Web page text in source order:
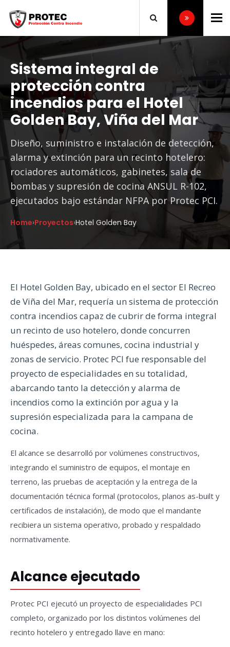
Sistema integral de
protección contra
incendios para el Hotel
Golden Bay, Viña del Mar
Diseño, suministro e instalación de detección,
alarma y extinción para un recinto hotelero:
rociadores automáticos, gabinetes, sala de
bombas y supresión de cocina ANSUL R-102,
ejecutados bajo estándar NFPA por Protec PCI.
Home›Proyectos›Hotel Golden Bay
El Hotel Golden Bay, ubicado en el sector El Recreo
de Viña del Mar, requería un sistema de protección
contra incendios capaz de cubrir de forma integral
un recinto de uso hotelero, donde concurren
huéspedes, áreas comunes, cocina industrial y
zonas de servicio. Protec PCI fue responsable del
proyecto de especialidades en su totalidad,
abarcando tanto la detección y alarma de
incendios como la extinción por agua y la
supresión especializada para la campana de
cocina.
El alcance se desarrolló por volúmenes constructivos,
integrando el suministro de equipos, el montaje en
terreno, las pruebas de aceptación y la entrega de la
documentación técnica formal (protocolos, planos as-built y
certificados de instalación), de modo que el mandante
recibiera un sistema operativo, probado y respaldado
normativamente.
Alcance ejecutado
Protec PCI ejecutó un proyecto de especialidades PCI
completo, organizado por los distintos volúmenes del
recinto hotelero y entregado llave en mano: